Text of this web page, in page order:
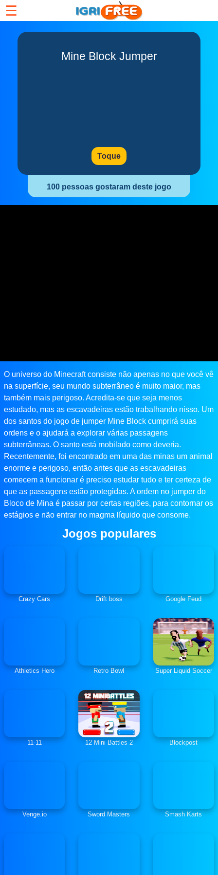
☰
Mine Block Jumper
Toque
100 pessoas gostaram deste jogo
O universo do Minecraft consiste não apenas no que você vê
na superfície, seu mundo subterrâneo é muito maior, mas
também mais perigoso. Acredita-se que seja menos
estudado, mas as escavadeiras estão trabalhando nisso. Um
dos santos do jogo de jumper Mine Block cumprirá suas
ordens e o ajudará a explorar várias passagens
subterrâneas. O santo está mobilado como deveria.
Recentemente, foi encontrado em uma das minas um animal
enorme e perigoso, então antes que as escavadeiras
comecem a funcionar é preciso estudar tudo e ter certeza de
que as passagens estão protegidas. A ordem no jumper do
Bloco de Mina é passar por certas regiões, para contornar os
estágios e não entrar no magma líquido que consome.
Jogos populares
Crazy Cars Drift boss Google Feud
Athletics Hero Retro Bowl Super Liquid Soccer
11-11 12 Mini Battles 2 Blockpost
Venge.io Sword Masters Smash Karts